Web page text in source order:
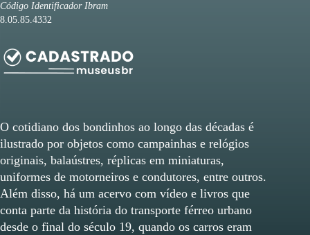
Código Identificador Ibram
8.05.85.4332
O cotidiano dos bondinhos ao longo das décadas é
ilustrado por objetos como campainhas e relógios
originais, balaústres, réplicas em miniaturas,
uniformes de motorneiros e condutores, entre outros.
Além disso, há um acervo com vídeo e livros que
conta parte da história do transporte férreo urbano
desde o final do século 19, quando os carros eram